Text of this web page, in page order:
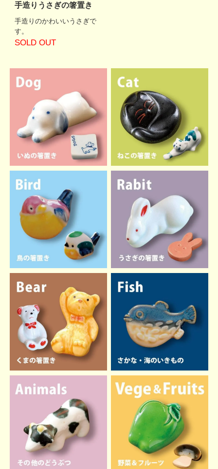
手造りうさぎの箸置き
手造りのかわいいうさぎで
す。
SOLD OUT